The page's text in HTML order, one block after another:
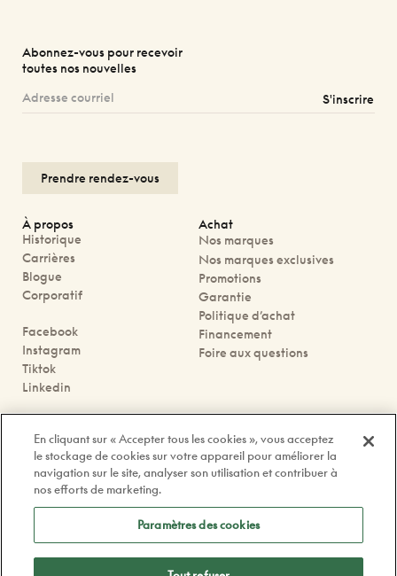
Abonnez-vous pour recevoir
toutes nos nouvelles
S'inscrire
Prendre rendez-vous
À propos
Historique
Carrières
Blogue
Corporatif
Facebook
Instagram
Tiktok
Linkedin
Prendre rendez-vous
Nos boutiques
Contactez-nous
contact@doyle.ca
Achat
Nos marques
Nos marques exclusives
Promotions
Garantie
Politique d’achat
Financement
Foire aux questions
En cliquant sur « Accepter tous les cookies », vous acceptez
le stockage de cookies sur votre appareil pour améliorer la
navigation sur le site, analyser son utilisation et contribuer à
nos efforts de marketing.
Paramètres des cookies